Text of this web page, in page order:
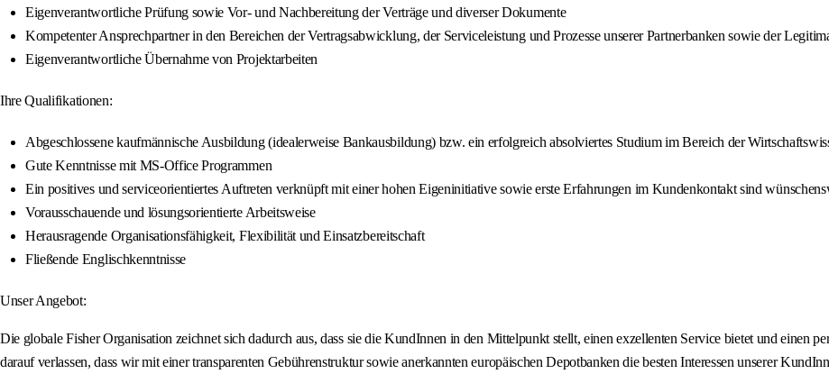
Eigenverantwortliche Prüfung sowie Vor- und Nachbereitung der Verträge und diverser Dokumente
Kompetenter Ansprechpartner in den Bereichen der Vertragsabwicklung, der Serviceleistung und Prozesse unserer Partnerbanken sowie der
Eigenverantwortliche Übernahme von Projektarbeiten
Ihre Qualifikationen:
Abgeschlossene kaufmännische Ausbildung (idealerweise Bankausbildung) bzw. ein erfolgreich absolviertes Studium im Bereich der
Gute Kenntnisse mit MS-Office Programmen
Ein positives und serviceorientiertes Auftreten verknüpft mit einer hohen Eigeninitiative sowie erste Erfahrungen im Kundenkontakt sind
Vorausschauende und lösungsorientierte Arbeitsweise
Herausragende Organisationsfähigkeit, Flexibilität und Einsatzbereitschaft
Fließende Englischkenntnisse
Unser Angebot:
Die globale Fisher Organisation zeichnet sich dadurch aus, dass sie die KundInnen in den Mittelpunkt stellt, einen exzellenten Service bietet und einen
darauf verlassen, dass wir mit einer transparenten Gebührenstruktur sowie anerkannten europäischen Depotbanken die besten Interessen unserer